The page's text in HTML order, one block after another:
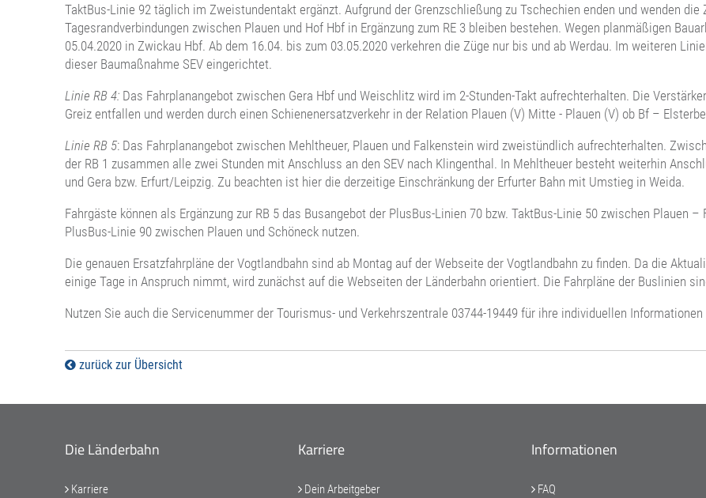
TaktBus-Linie 92 täglich im Zweistundentakt ergänzt. Aufgrund der Grenzschließung zu Tschechien enden und wenden
Tagesrandverbindungen zwischen Plauen und Hof Hbf in Ergänzung zum RE 3 bleiben bestehen. Wegen planmäßigen
05.04.2020 in Zwickau Hbf. Ab dem 16.04. bis zum 03.05.2020 verkehren die Züge nur bis und ab Werdau. Im weiteren
dieser Baumaßnahme SEV eingerichtet.
Linie RB 4: Das Fahrplanangebot zwischen Gera Hbf und Weischlitz wird im 2-Stunden-Takt aufrechterhalten. Die
Greiz entfallen und werden durch einen Schienenersatzverkehr in der Relation Plauen (V) Mitte - Plauen (V) ob Bf –
Linie RB 5: Das Fahrplanangebot zwischen Mehltheuer, Plauen und Falkenstein wird zweistündlich aufrechterhalten.
der RB 1 zusammen alle zwei Stunden mit Anschluss an den SEV nach Klingenthal. In Mehltheuer besteht weiterhin
und Gera bzw. Erfurt/Leipzig. Zu beachten ist hier die derzeitige Einschränkung der Erfurter Bahn mit Umstieg in Weida.
Fahrgäste können als Ergänzung zur RB 5 das Busangebot der PlusBus-Linien 70 bzw. TaktBus-Linie 50 zwischen Plauen
PlusBus-Linie 90 zwischen Plauen und Schöneck nutzen.
Die genauen Ersatzfahrpläne der Vogtlandbahn sind ab Montag auf der Webseite der Vogtlandbahn zu finden. Da die
einige Tage in Anspruch nimmt, wird zunächst auf die Webseiten der Länderbahn orientiert. Die Fahrpläne der Buslinien
Nutzen Sie auch die Servicenummer der Tourismus- und Verkehrszentrale 03744-19449 für ihre individuellen Informationen
zurück zur Übersicht
Die Länderbahn
Karriere
Karriere
Dein Arbeitgeber
Informationen
FAQ